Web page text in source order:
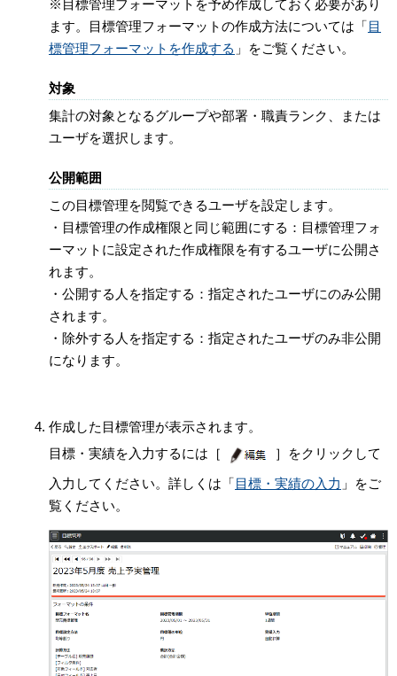
※目標管理フォーマットを予め作成しておく必要があり
ます。目標管理フォーマットの作成方法については「目
標管理フォーマットを作成する 」をご覧ください。
対象
集計の対象となるグループや部署・職責ランク、または
ユーザを選択します。
公開範囲
この目標管理を閲覧できるユーザを設定します。
・目標管理の作成権限と同じ範囲にする：目標管理フォ
ーマットに設定された作成権限を有するユーザに公開さ
れます。
・公開する人を指定する：指定されたユーザにのみ公開
されます。
・除外する人を指定する：指定されたユーザのみ非公開
になります。
作成した目標管理が表示されます。
目標・実績を入力するには［
］をクリックして
入力してください。詳しくは「目標・実績の入力 」をご
覧ください。